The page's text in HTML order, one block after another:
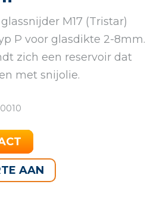
M17 (Tristar)
P voor glasdikte 2-8mm.
zich een reservoir dat
met snijolie.
AAN